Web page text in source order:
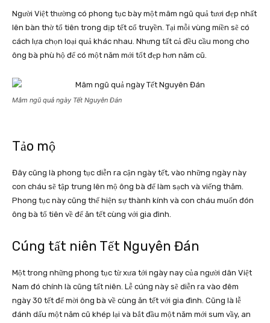
Người Việt thường có phong tục bày một mâm ngũ quả tươi đẹp nhất
lên bàn thờ tổ tiên trong dịp tết cổ truyền. Tại mỗi vùng miền sẽ có
cách lựa chọn loại quả khác nhau. Nhưng tất cả đều cầu mong cho
ông bà phù hộ để có một năm mới tốt đẹp hơn năm cũ.
Mâm ngũ quả ngày Tết Nguyên Đán
Tảo mộ
Đây cũng là phong tục diễn ra cận ngày tết, vào những ngày này
con cháu sẽ tập trung lên mộ ông bà để làm sạch và viếng thăm.
Phong tục này cũng thể hiện sự thành kính và con cháu muốn đón
ông bà tổ tiên về để ăn tết cùng với gia đình.
Cúng tất niên Tết Nguyên Đán
Một trong những phong tục từ xưa tới ngày nay của người dân Việt
Nam đó chính là cũng tất niên. Lễ cúng này sẽ diễn ra vào đêm
ngày 30 tết để mời ông bà về cùng ăn tết với gia đình. Cũng là lễ
đánh dấu một năm cũ khép lại và bắt đầu một năm mới sum vầy, an